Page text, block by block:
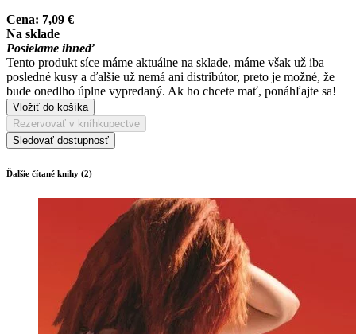
Cena: 7,09 €
Na sklade
Posielame ihneď
Tento produkt síce máme aktuálne na sklade, máme však už iba
posledné kusy a ďalšie už nemá ani distribútor, preto je možné, že
bude onedlho úplne vypredaný. Ak ho chcete mať, ponáhľajte sa!
Vložiť do košíka
Rezervovať v kníhkupectve
Sledovať dostupnosť
Ďalšie čítané knihy (2)